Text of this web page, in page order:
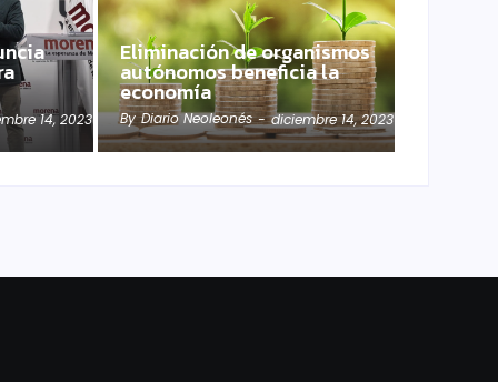
14, 2023
Eliminación de organismos
autónomos beneficia la
economía
By Diario Neoleonés - diciembre 14, 2023